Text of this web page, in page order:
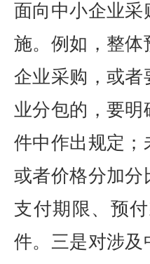
面向中小企业采
施。例如，整体
企业采购，或者
业分包的，要
件中作出规定；
或者价格分加分
支付期限、预
件。三是对涉及